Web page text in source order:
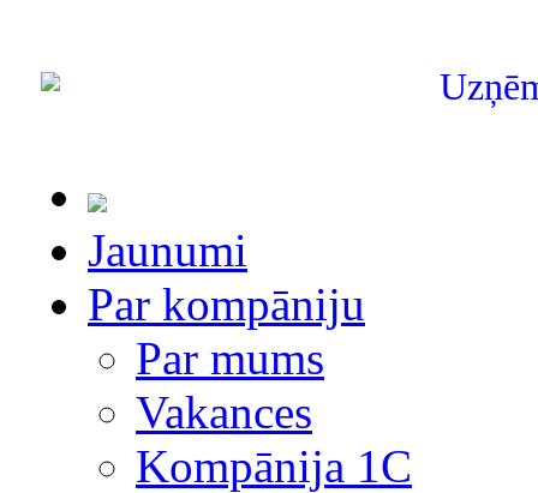
Jaunumi
Par kompāniju
Par mums
Vakances
Kompānija 1С